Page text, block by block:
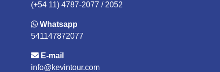
(+54 11) 4787-2077 / 2052
Whatsapp
541147872077
E-mail
info@kevintour.com